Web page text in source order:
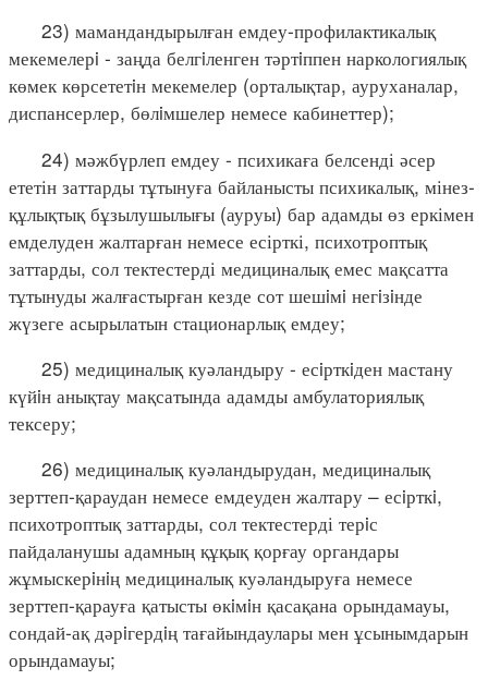
23) мамандандырылған емдеу-профилактикалық
мекемелерi - заңда белгiленген тәртiппен наркологиялық
көмек көрсететiн мекемелер (орталықтар, ауруханалар,
диспансерлер, бөлiмшелер немесе кабинеттер);
24) мәжбүрлеп емдеу - психикаға белсенді әсер
ететін заттарды тұтынуға байланысты психикалық, мінез-
құлықтық бұзылушылығы (ауруы) бар адамды өз еркімен
емделуден жалтарған немесе есірткі, психотроптық
заттарды, сол тектестерді медициналық емес мақсатта
тұтынуды жалғастырған кезде сот шешiмi негiзiнде
жүзеге асырылатын стационарлық емдеу;
25) медициналық куәландыру - есiрткiден мастану
күйiн анықтау мақсатында адамды амбулаториялық
тексеру;
26) медициналық куәландырудан, медициналық
зерттеп-қараудан немесе емдеуден жалтару – есiрткi,
психотроптық заттарды, сол тектестерді терiс
пайдаланушы адамның құқық қорғау органдары
жұмыскерiнiң медициналық куәландыруға немесе
зерттеп-қарауға қатысты өкiмiн қасақана орындамауы,
сондай-ақ дәрiгердiң тағайындаулары мен ұсынымдарын
орындамауы;